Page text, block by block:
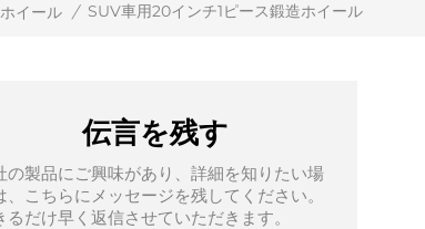
イール / SUV車用20インチ1ピース鍛造ホイール
伝言を残す
の製品にご興味があり、詳細を知りたい場
、こちらにメッセージを残してください。
るだけ早く返信させていただきます。